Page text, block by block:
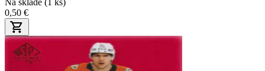
0,50 €